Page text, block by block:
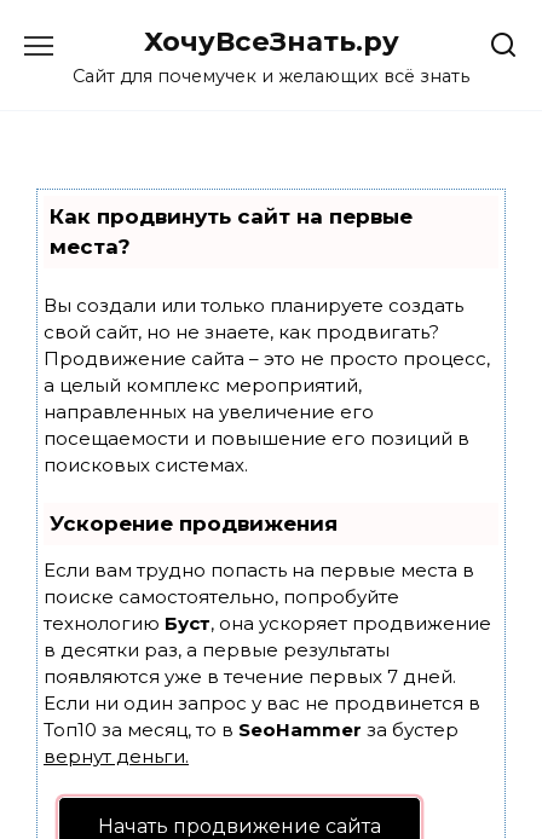
content
ХочуВсеЗнать.ру
Сайт для почемучек и желающих всё знать
Как продвинуть сайт на первые
места?
Вы создали или только планируете создать
свой сайт, но не знаете, как продвигать?
Продвижение сайта – это не просто процесс,
а целый комплекс мероприятий,
направленных на увеличение его
посещаемости и повышение его позиций в
поисковых системах.
Ускорение продвижения
Если вам трудно попасть на первые места в
поиске самостоятельно, попробуйте
технологию Буст, она ускоряет продвижение
в десятки раз, а первые результаты
появляются уже в течение первых 7 дней.
Если ни один запрос у вас не продвинется в
Топ10 за месяц, то в SeoHammer за бустер
вернут деньги.
Начать продвижение сайта